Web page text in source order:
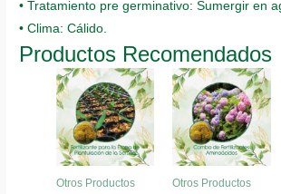
• Tratamiento pre germinativo: Sumergir en
• Clima: Cálido.
Productos Recomendados
Otros Productos Otros Productos